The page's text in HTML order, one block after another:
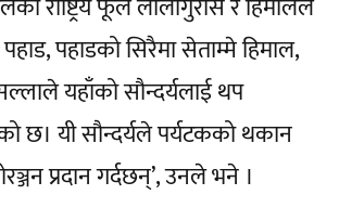
पहाडको सिरैमा सेताम्मे हिमाल,
यहाँको सौन्दर्यलाई थप
छ। यी सौन्दर्यले पर्यटकको थकान
प्रदान गर्दछन्’, उनले भने ।